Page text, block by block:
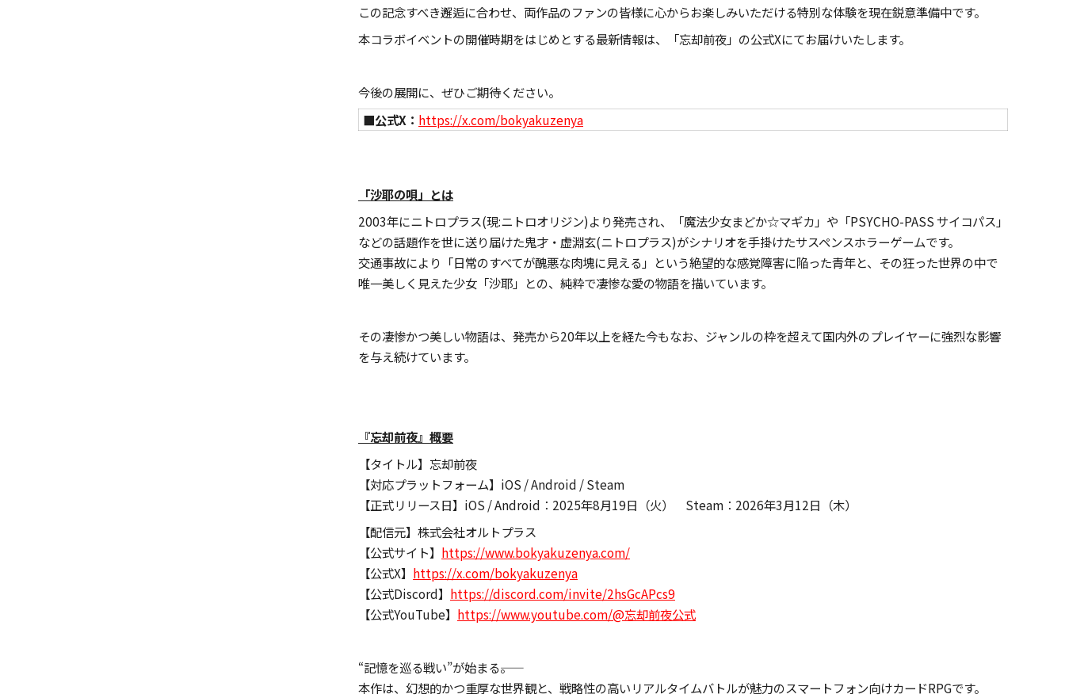
この記念すべき邂逅に合わせ、両作品のファンの皆様に心からお楽しみいただける特別な体験を現在鋭意準備中です。
本コラボイベントの開催時期をはじめとする最新情報は、「忘却前夜」の公式Xにてお届けいたします。
今後の展開に、ぜひご期待ください。
■公式X： https://x.com/bokyakuzenya
「沙耶の唄」とは
2003年にニトロプラス(現:ニトロオリジン)より発売され、「魔法少女まどか☆マギカ」や「PSYCHO-PASS サイコパス」
などの話題作を世に送り届けた鬼才・虚淵玄(ニトロプラス)がシナリオを手掛けたサスペンスホラーゲームです。
交通事故により「日常のすべてが醜悪な肉塊に見える」という絶望的な感覚障害に陥った青年と、その狂った世界の中で
唯一美しく見えた少女「沙耶」との、純粋で凄惨な愛の物語を描いています。
その凄惨かつ美しい物語は、発売から20年以上を経た今もなお、ジャンルの枠を超えて国内外のプレイヤーに強烈な影響
を与え続けています。
『忘却前夜』概要
【タイトル】忘却前夜
【対応プラットフォーム】iOS / Android / Steam
【正式リリース日】iOS / Android：2025年8月19日（火） Steam：2026年3月12日（木）
【配信元】株式会社オルトプラス
【公式サイト】 https://www.bokyakuzenya.com/
【公式X】 https://x.com/bokyakuzenya
【公式Discord】 https://discord.com/invite/2hsGcAPcs9
【公式YouTube】 https://www.youtube.com/@忘却前夜公式
“記憶を巡る戦い”が始まる――。
本作は、幻想的かつ重厚な世界観と、戦略性の高いリアルタイムバトルが魅力のスマートフォン向けカードRPGです。